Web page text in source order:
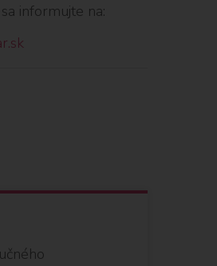
informujte na: